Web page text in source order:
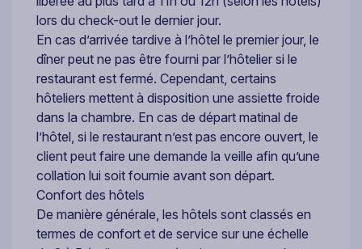
lors du check-out le dernier jour.
En cas d’arrivée tardive à l’hôtel le premier jour, le
dîner peut ne pas être fourni par l’hôtelier si le
restaurant est fermé. Cependant, certains
hôteliers mettent à disposition une assiette froide
dans la chambre. En cas de départ matinal de
l’hôtel, si le restaurant n’est pas encore ouvert, le
client peut faire une demande la veille afin qu’une
collation lui soit fournie avant son départ.
Confort des hôtels
De manière générale, les hôtels sont classés en
termes de confort et de service sur une échelle